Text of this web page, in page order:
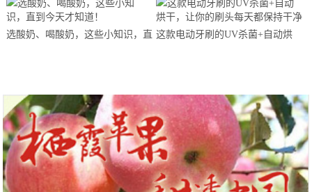
马拉松超级精英赛顺德海骏达中心
站欢乐开跑
选酸奶、喝酸奶，这些小知识，直 这款电动牙刷的UV杀菌+自动烘